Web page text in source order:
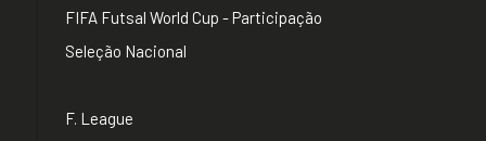
FIFA Futsal World Cup - Participação
Seleção Nacional
F. League